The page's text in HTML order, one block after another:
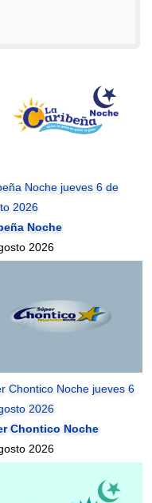
Noche jueves 6 de
2026
Noche
2026
Chontico Noche jueves 6
2026
Chontico Noche
2026